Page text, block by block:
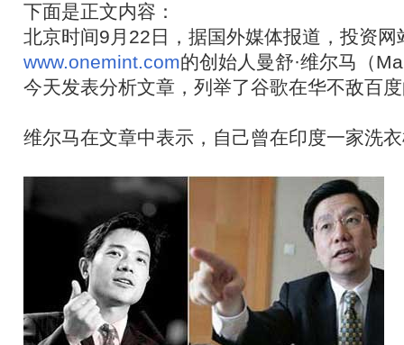
下面是正文内容：
北京时间9月22日，据国外媒体报道，投资网
www.onemint.com的创始人曼舒·维尔马（
今天发表分析文章，列举了谷歌在华不敌百
维尔马在文章中表示，自己曾在印度一家洗